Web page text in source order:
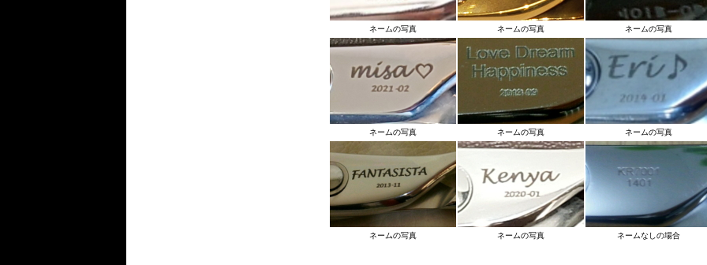
ネームの写真 ネームの写真 ネームの写真
ネームの写真 ネームの写真 ネームの写真
ネームの写真 ネームの写真 ネームなしの場合